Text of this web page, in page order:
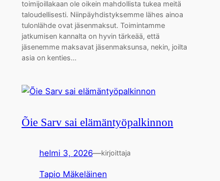
toimijoillakaan ole oikein mahdollista tukea meitä
taloudellisesti. Niinpäyhdistyksemme lähes ainoa
tulonlähde ovat jäsenmaksut. Toimintamme
jatkumisen kannalta on hyvin tärkeää, että
jäsenemme maksavat jäsenmaksunsa, nekin, joilta
asia on kenties…
Õie Sarv sai elämäntyöpalkinnon
helmi 3, 2026—kirjoittaja
Tapio Mäkeläinen